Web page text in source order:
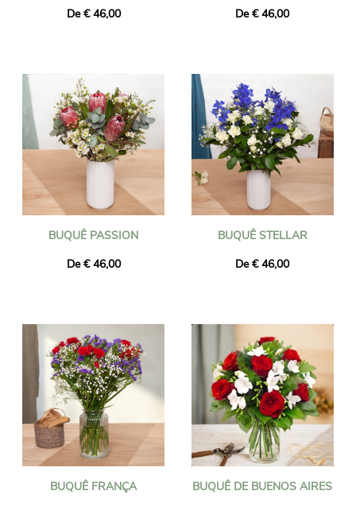
De € 46,00
De € 46,00
BUQUÊ PASSION
De € 46,00
BUQUÊ STELLAR
De € 46,00
BUQUÊ FRANÇA
BUQUÊ DE BUENOS AIRES